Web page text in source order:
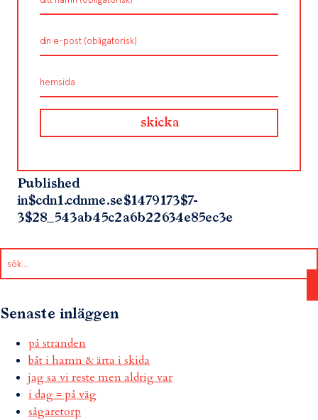
Published
in$cdn1.cdnme.se$1479173$7-
3$28_543ab45c2a6b22634e85ec3e
Senaste inläggen
på stranden
båt i hamn & ärta i skida
jag sa vi reste men aldrig var
i dag = på väg
sågaretorp